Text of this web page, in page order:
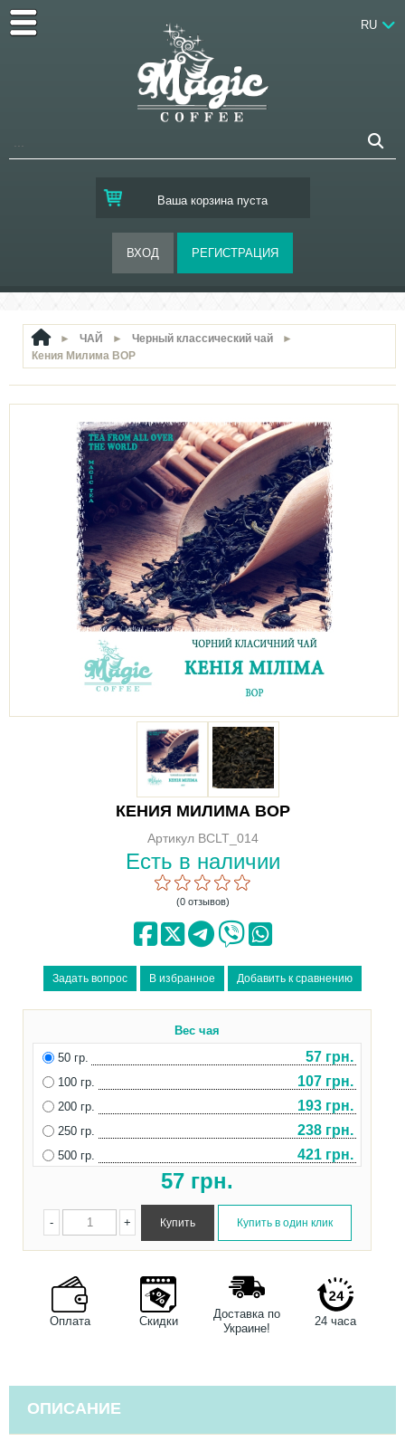
Ваша корзина пуста
RU
► ЧАЙ ► Черный классический чай
►
Кения Милима ВОР
КЕНИЯ МИЛИМА ВОР
Артикул BCLT_014
Есть в наличии
(0 отзывов)
Вес чая
50 гр.
57 грн.
100 гр. 107 грн.
200 гр. 193 грн.
250 гр. 238 грн.
500 гр. 421 грн.
57 грн.
+
-
Оплата Скидки
Доставка по
Украине!
24 часа
ОПИСАНИЕ